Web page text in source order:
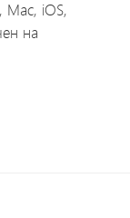
iOS,
на